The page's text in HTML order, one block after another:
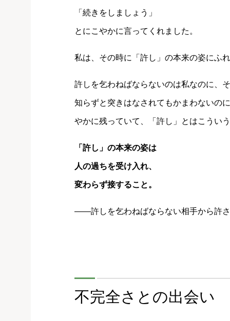
「続きをしましょう」
とにこやかに言ってくれました。
私は、その時に「許し」の本来の姿にふ
許しを乞わねばならないのは私なのに、
知らずと突きはなされてもかまわないの
やかに残っていて、「許し」とはこうい
「許し」の本来の姿は
人の過ちを受け入れ、
変わらず接すること。
――許しを乞わねばならない相手から許
不完全さとの出会い